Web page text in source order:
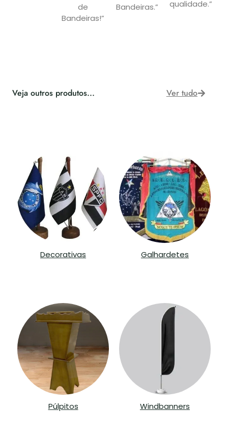
de
Bandeiras!”
Bandeiras.”
qualidade.”
Veja outros produtos... Ver tudo
Decorativas Galhardetes
Púlpitos Windbanners